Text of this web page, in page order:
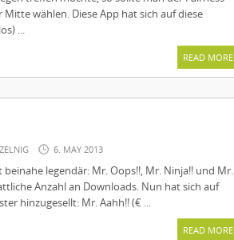
wählen. Diese App hat sich auf diese
...
READ MORE
6. MAY 2013
legendär: Mr. Oops!!, Mr. Ninja!! und Mr.
Anzahl an Downloads. Nun hat sich auf
hinzugesellt: Mr. Aahh!! (€ ...
READ MORE